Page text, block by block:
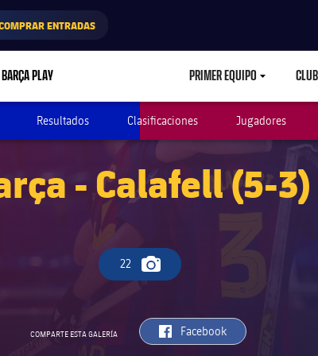
ENTRADAS
BARÇA PLAY PRIMER EQUIPO CLUB
Resultados Clasificaciones Jugadores
- Calafell (5-3)
22
Icono de cámara
COMPARTE ESTA GALERÍA label.aria.facebook
Facebook